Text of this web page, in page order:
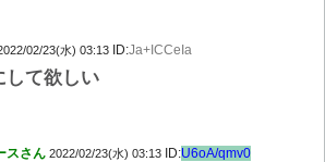
02/23(水) 03:13 ID:Ja+ICCeIa
して欲しい
スさん 2022/02/23(水) 03:13 ID:U6oA/qmv0